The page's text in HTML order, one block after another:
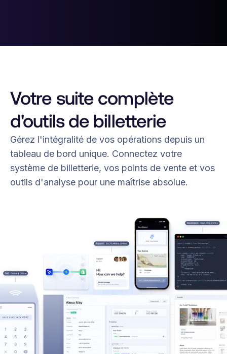
Votre suite complète
d'outils de billetterie
Gérez l'intégralité de vos opérations depuis un
tableau de bord unique. Connectez votre
système de billetterie, vos points de vente et vos
outils d'analyse pour une maîtrise absolue.